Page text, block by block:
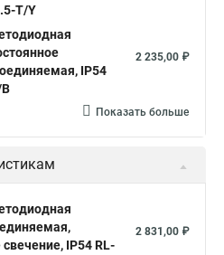
T/Y
IP54
2 235,00 ₽
Показать больше
IP54 RL-
2 831,00 ₽